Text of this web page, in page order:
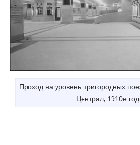
Проход на уровень пригородных
Централ, 1910е